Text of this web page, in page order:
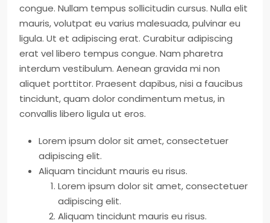
congue. Nullam tempus sollicitudin cursus. Nulla elit
mauris, volutpat eu varius malesuada, pulvinar eu
ligula. Ut et adipiscing erat. Curabitur adipiscing
erat vel libero tempus congue. Nam pharetra
interdum vestibulum. Aenean gravida mi non
aliquet porttitor. Praesent dapibus, nisi a faucibus
tincidunt, quam dolor condimentum metus, in
convallis libero ligula ut eros.
Lorem ipsum dolor sit amet, consectetuer
adipiscing elit.
Aliquam tincidunt mauris eu risus.
Lorem ipsum dolor sit amet, consectetuer
adipiscing elit.
Aliquam tincidunt mauris eu risus.